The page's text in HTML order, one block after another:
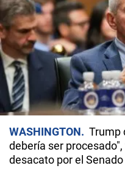
WASHINGTON
Trump
debería ser
desacato por el Senado